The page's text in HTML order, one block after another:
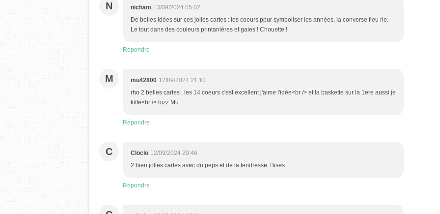
N nicham 13/09/2024 05:02
De belles idées sur ces jolies cartes : les coeurs ppur symboliser les années, la converse fleu rie.
Le tout dans des couleurs printanières et gaies ! Chouette !
Répondre
M mu42800 12/09/2024 21:10
rho 2 belles cartes , les 14 coeurs c'est excellent j'aime l'idée<br /> et la baskette sur la 1ere aussi je
kiffe<br /> bizz Mu
Répondre
C Cloclo 12/09/2024 20:46
2 bien jolies cartes avec du peps et de la tendresse. Bises
Répondre